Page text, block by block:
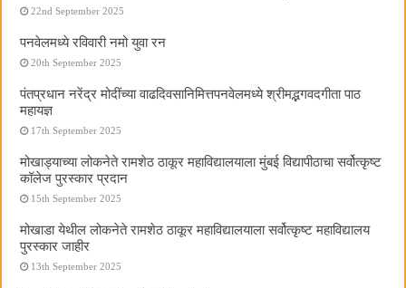
22nd September 2025
पनवेलमध्ये रविवारी नमो युवा रन
20th September 2025
पंतप्रधान नरेंद्र मोदींच्या वाढदिवसानिमित्तपनवेलमध्ये श्रीमद्भगवदगीता पाठ
महायज्ञ
17th September 2025
मोखाड्याच्या लोकनेते रामशेठ ठाकूर महाविद्यालयाला मुंबई विद्यापीठाचा सर्वोत्कृष्ट
कॉलेज पुरस्कार प्रदान
15th September 2025
मोखाडा येथील लोकनेते रामशेठ ठाकूर महाविद्यालयाला सर्वोत्कृष्ट महाविद्यालय
पुरस्कार जाहीर
13th September 2025